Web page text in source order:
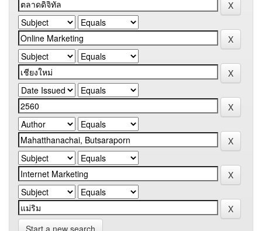
Start a new search